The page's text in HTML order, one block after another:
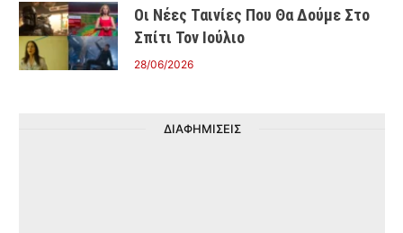
Οι Νέες Ταινίες Που Θα Δούμε Στο
Σπίτι Τον Ιούλιο
28/06/2026
ΔΙΑΦΗΜΙΣΕΙΣ